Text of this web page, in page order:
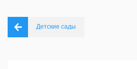
Детские сады